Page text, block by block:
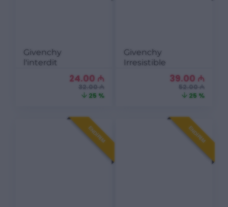
Givenchy
l'interdit
24.00 ₼
32.00 ₼
25 %
Givenchy
Irresistible
39.00 ₼
52.00 ₼
25 %
ENDIRIM ENDIRIM